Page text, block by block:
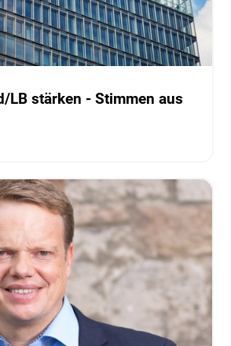
LB stärken - Stimmen aus